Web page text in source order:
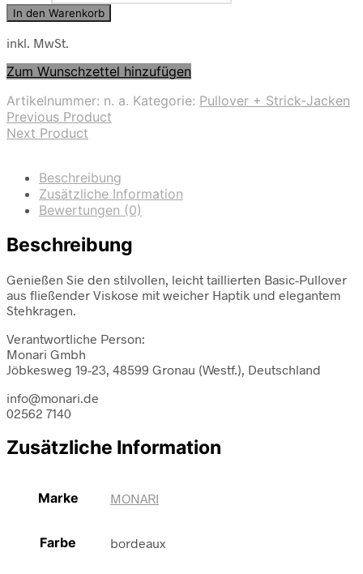
In den Warenkorb
inkl. MwSt.
Zum Wunschzettel hinzufügen
Artikelnummer: n. a. Kategorie: Pullover + Strick-Jacken
Previous Product
Next Product
Beschreibung
Zusätzliche Information
Bewertungen (0)
Beschreibung
Genießen Sie den stilvollen, leicht taillierten Basic-Pullover
aus fließender Viskose mit weicher Haptik und elegantem
Stehkragen.
Verantwortliche Person:
Monari Gmbh
Jöbkesweg 19-23, 48599 Gronau (Westf.), Deutschland
info@monari.de
02562 7140
Zusätzliche Information
Marke MONARI
Farbe bordeaux